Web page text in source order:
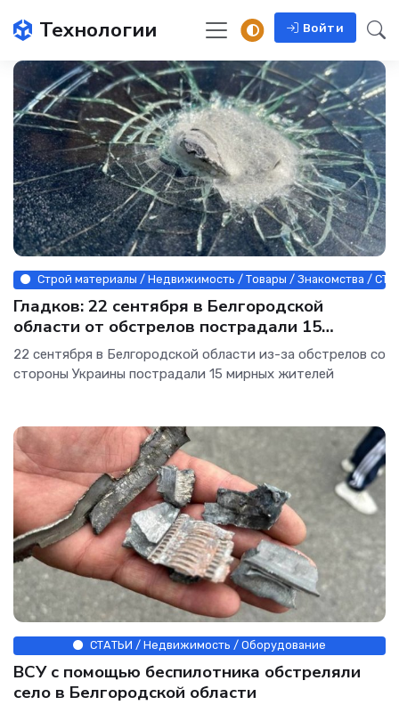
Технологии Войти
Строй материалы / Недвижимость / Товары / Знакомства /
Гладков: 22 сентября в Белгородской
области от обстрелов пострадали 15
человек
22 сентября в Белгородской области из-за обстрелов со
стороны Украины пострадали 15 мирных жителей
СТАТЬИ / Недвижимость / Оборудование
ВСУ с помощью беспилотника обстреляли
село в Белгородской области